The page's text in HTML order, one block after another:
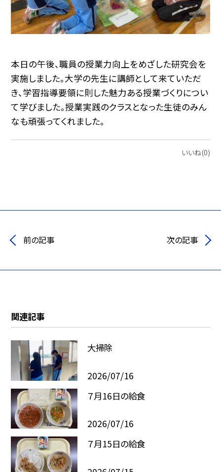
本日の午後、職員の授業力向上をめざした研究会を
実施しました。大学の先生に講師として来ていただ
き、学習指導要領に則した魅力ある授業づくりについ
て学びました。授業実践のクラスとなった生徒のみん
なも頑張ってくれました。
いいね(0)
前の記事 次の記事
関連記事
大掃除
2026/07/16
７月16日の給食
2026/07/16
７月15日の給食